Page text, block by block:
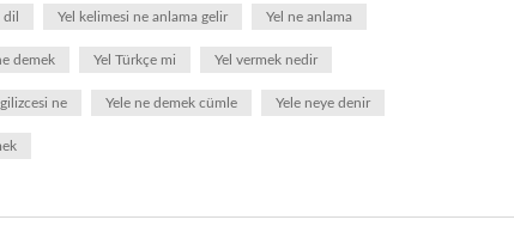
Yel kelimesi ne anlama gelir Yel ne anlama
demek Yel Türkçe mi Yel vermek nedir
ne Yele ne demek cümle Yele neye denir